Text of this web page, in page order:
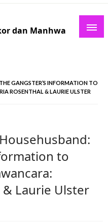
dan Manhwa
GANGSTER’S INFORMATION TO
ROSENTHAL & LAURIE ULSTER
to
Laurie Ulster